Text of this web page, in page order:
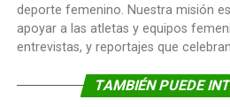
deporte femenino. Nuestra misión
apoyar a las atletas y equipos
entrevistas, y reportajes que
TAMBIÉN PUEDE